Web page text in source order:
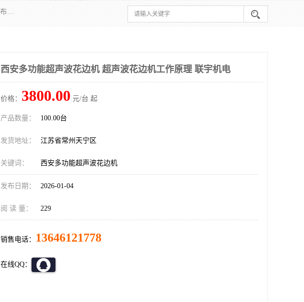
常州联宇机电自动化科技有限公司主营产品：pvc塑料焊机、高频热合机、软膜天花压边机、服装布料凹凸压花机、布料3d压印设备、服装植胶设备、超声波布料花边机、无纺布热合机、全自动压花机。
西安多功能超声波花边机 超声波花边机工作原理 联宇机电
价格： 3800.00 元/台 起
产品数量： 100.00台
发货地址： 江苏省常州天宁区
关键词： 西安多功能超声波花边机
发布日期： 2026-01-04
阅 读 量： 229
销售电话： 13646121778
在线QQ：